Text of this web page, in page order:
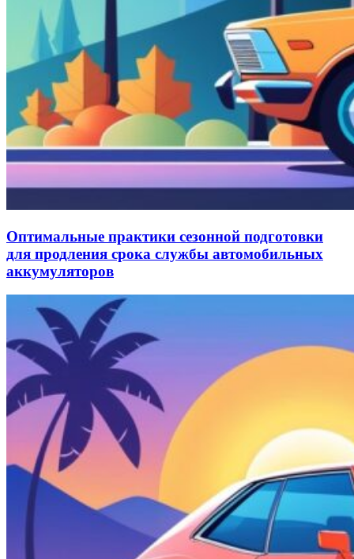
Оптимальные практики сезонной подготовки
для продления срока службы автомобильных
аккумуляторов